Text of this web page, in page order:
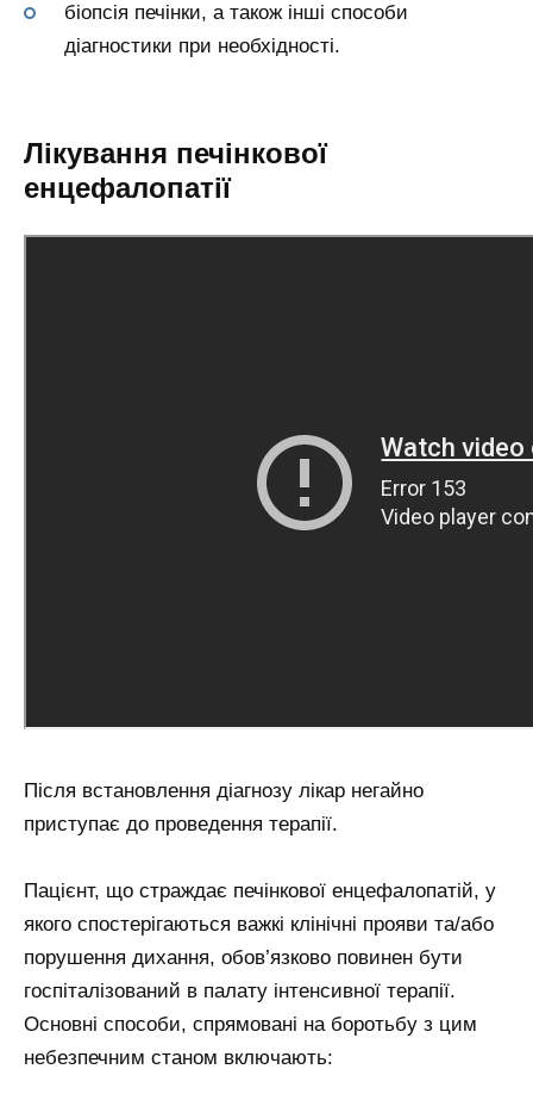
біопсія печінки, а також інші способи
діагностики при необхідності.
Лікування печінкової
енцефалопатії
Після встановлення діагнозу лікар негайно
приступає до проведення терапії.
Пацієнт, що страждає печінкової енцефалопатій, у
якого спостерігаються важкі клінічні прояви та/або
порушення дихання, обов’язково повинен бути
госпіталізований в палату інтенсивної терапії.
Основні способи, спрямовані на боротьбу з цим
небезпечним станом включають: